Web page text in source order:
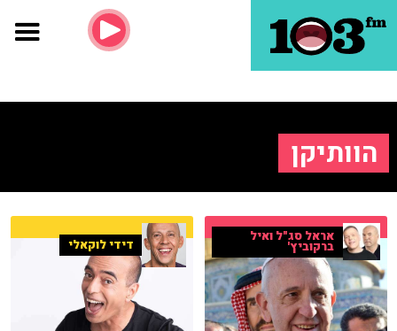
הוותיקן
אראל סג"ל ואיל
ברקוביץ' דידי לוקאלי